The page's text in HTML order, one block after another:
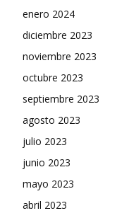
enero 2024
diciembre 2023
noviembre 2023
octubre 2023
septiembre 2023
agosto 2023
julio 2023
junio 2023
mayo 2023
abril 2023